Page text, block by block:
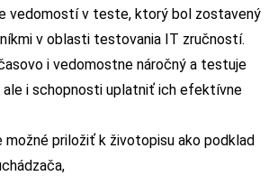
vedomostí v teste, ktorý bol zostavený
v oblasti testovania IT zručností.
i vedomostne náročný a testuje
ale i schopnosti uplatniť ich efektívne
priložiť k životopisu ako podklad